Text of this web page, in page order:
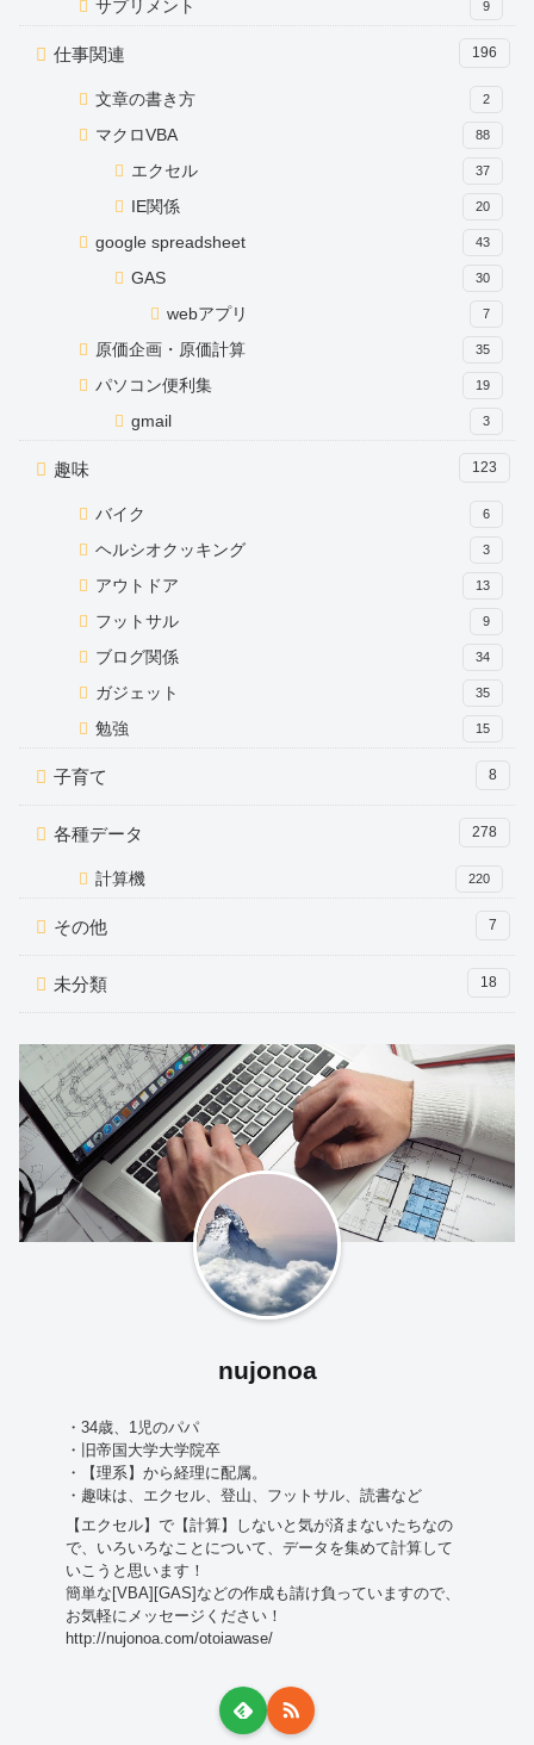
サプリメント 9
仕事関連 196
文章の書き方 2
マクロVBA 88
エクセル 37
IE関係 20
google spreadsheet 43
GAS 30
webアプリ 7
原価企画・原価計算 35
パソコン便利集 19
gmail 3
趣味 123
バイク 6
ヘルシオクッキング 3
アウトドア 13
フットサル 9
ブログ関係 34
ガジェット 35
勉強 15
子育て 8
各種データ 278
計算機 220
その他 7
未分類 18
nujonoa
・34歳、1児のパパ
・旧帝国大学大学院卒
・【理系】から経理に配属。
・趣味は、エクセル、登山、フットサル、読書など
【エクセル】で【計算】しないと気が済まないたちなの
で、いろいろなことについて、データを集めて計算して
いこうと思います！
簡単な[VBA][GAS]などの作成も請け負っていますので、
お気軽にメッセージください！
http://nujonoa.com/otoiawase/